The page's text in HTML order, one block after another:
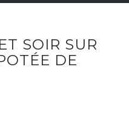
SOIR SUR
DE